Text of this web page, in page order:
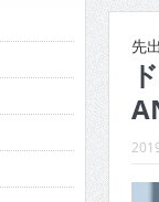
先